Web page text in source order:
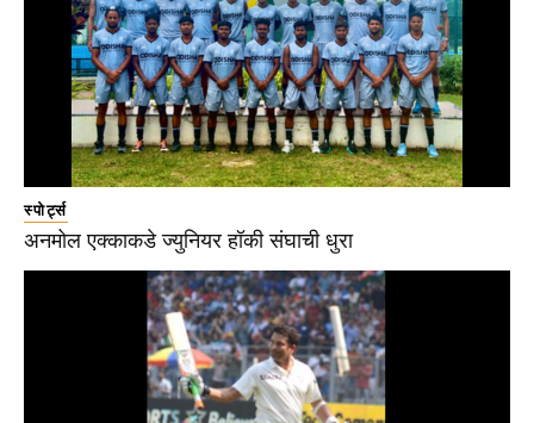
स्पोर्ट्स
अनमोल एक्काकडे ज्युनियर हॉकी संघाची धुरा